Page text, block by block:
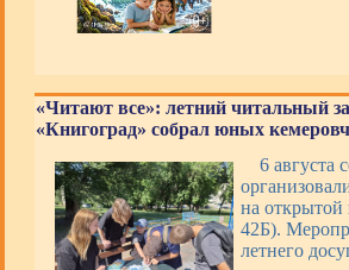
«Читают все»: летний читальный
«Книгоград» собрал юных
6 августа
на открытой
42Б).
летнего